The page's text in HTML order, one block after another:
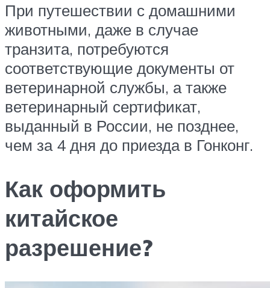
При путешествии с домашними
животными, даже в случае
транзита, потребуются
соответствующие документы от
ветеринарной службы, а также
ветеринарный сертификат,
выданный в России, не позднее,
чем за 4 дня до приезда в Гонконг.
Как оформить
китайское
разрешение?